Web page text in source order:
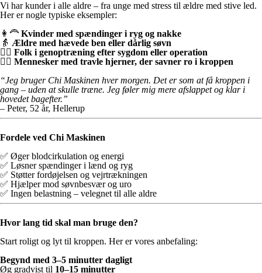
Vi har kunder i alle aldre – fra unge med stress til ældre med stive led.
Her er nogle typiske eksempler:
👩‍🦰 Kvinder med spændinger i ryg og nakke
👵 Ældre med hævede ben eller dårlig søvn
👨‍⚕️ Folk i genoptræning efter sygdom eller operation
🧘‍♂️ Mennesker med travle hjerner, der savner ro i kroppen
“Jeg bruger Chi Maskinen hver morgen. Det er som at få kroppen i
gang – uden at skulle træne. Jeg føler mig mere afslappet og klar i
hovedet bagefter.”
– Peter, 52 år, Hellerup
Fordele ved Chi Maskinen
✅ Øger blodcirkulation og energi
✅ Løsner spændinger i lænd og ryg
✅ Støtter fordøjelsen og vejrtrækningen
✅ Hjælper mod søvnbesvær og uro
✅ Ingen belastning – velegnet til alle aldre
Hvor lang tid skal man bruge den?
Start roligt og lyt til kroppen. Her er vores anbefaling:
Begynd med 3–5 minutter dagligt
Øg gradvist til 10–15 minutter